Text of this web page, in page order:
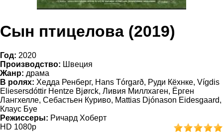
Сын птицелова (2019)
Год: 2020
Производство: Швеция
Жанр: драма
В ролях: Хедда Ренберг, Hans Tórgarð, Руди Кёхнке, Vígdis
Eliesersdóttir Hentze Bjørck, Ливия Миллхаген, Ёрген
Лангхелле, Себастьен Куриво, Mattias Djónason Eidesgaard,
Клаус Буе
Режиссеры: Ричард Хоберт
HD 1080p